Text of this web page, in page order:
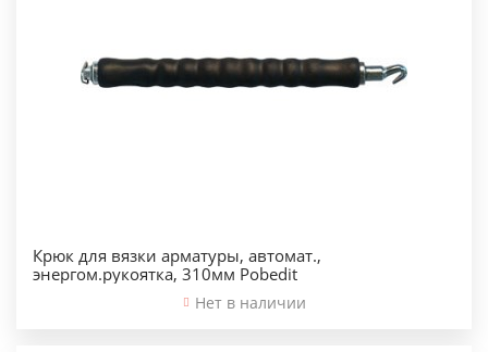
Крюк для вязки арматуры, автомат.,
энергом.рукоятка, 310мм Pobedit
Нет в наличии